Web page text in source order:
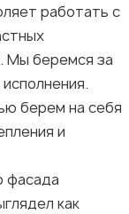
работать с
Мы беремся за
берем на себя
и
фасада
как